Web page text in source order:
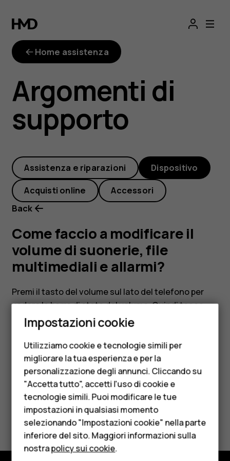
Come
faccio
a
modificare
il
volume
di
suonerie,
file
multimediali
e
allarmi?
Smartphone
Cellulari
Telefoni per anziani
Accessori
HMD Terra M
Per le imprese
Tablet
Home assistenza
Argomenti di
supporto
Assistenza e riparazioni Dispositivo
Acquisti online
Accessori
Back
Come faccio a modificare il
volume di suonerie, file
multimediali e allarmi?
Premi il tasto del volume sul lato del telefono per
vedere la barra di stato del volume. Quindi toccakeyboard_arrow_down
e regola il cursore del volume al livello desiderato.
Ti è stato d'aiuto?
Sì No
Impostazioni cookie
Utilizziamo cookie e tecnologie simili per
migliorare la tua esperienza e per la
personalizzazione degli annunci. Cliccando su
"Accetta tutto", accetti l'uso di cookie e
tecnologie simili. Puoi modificare le tue
impostazioni in qualsiasi momento
selezionando "Impostazioni cookie" nella parte
inferiore del sito. Maggiori informazioni sulla
nostrapolicy sui cookie.